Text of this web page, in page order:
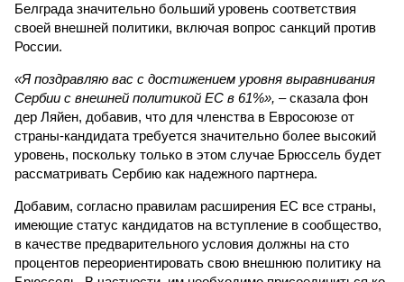
Белграда значительно больший уровень соответствия
своей внешней политики, включая вопрос санкций против
России.
«Я поздравляю вас с достижением уровня выравнивания
Сербии с внешней политикой ЕС в 61%», – сказала фон
дер Ляйен, добавив, что для членства в Евросоюзе от
страны-кандидата требуется значительно более высокий
уровень, поскольку только в этом случае Брюссель будет
рассматривать Сербию как надежного партнера.
Добавим, согласно правилам расширения ЕС все страны,
имеющие статус кандидатов на вступление в сообщество,
в качестве предварительного условия должны на сто
процентов переориентировать свою внешнюю политику на